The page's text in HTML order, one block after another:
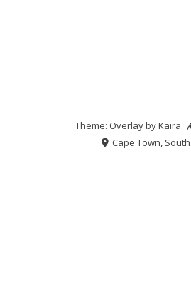
Theme: Overlay byKaira.
Cape Town,